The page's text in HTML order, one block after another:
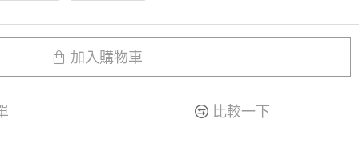
加入購物車
比較一下